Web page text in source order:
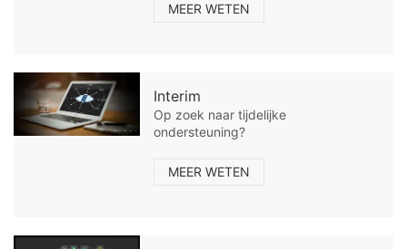
MEER WETEN
Interim
Op zoek naar tijdelijke
ondersteuning?
MEER WETEN